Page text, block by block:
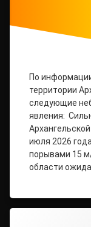
По
территории
следующие
явления:
июля 2026
порывами 15
области